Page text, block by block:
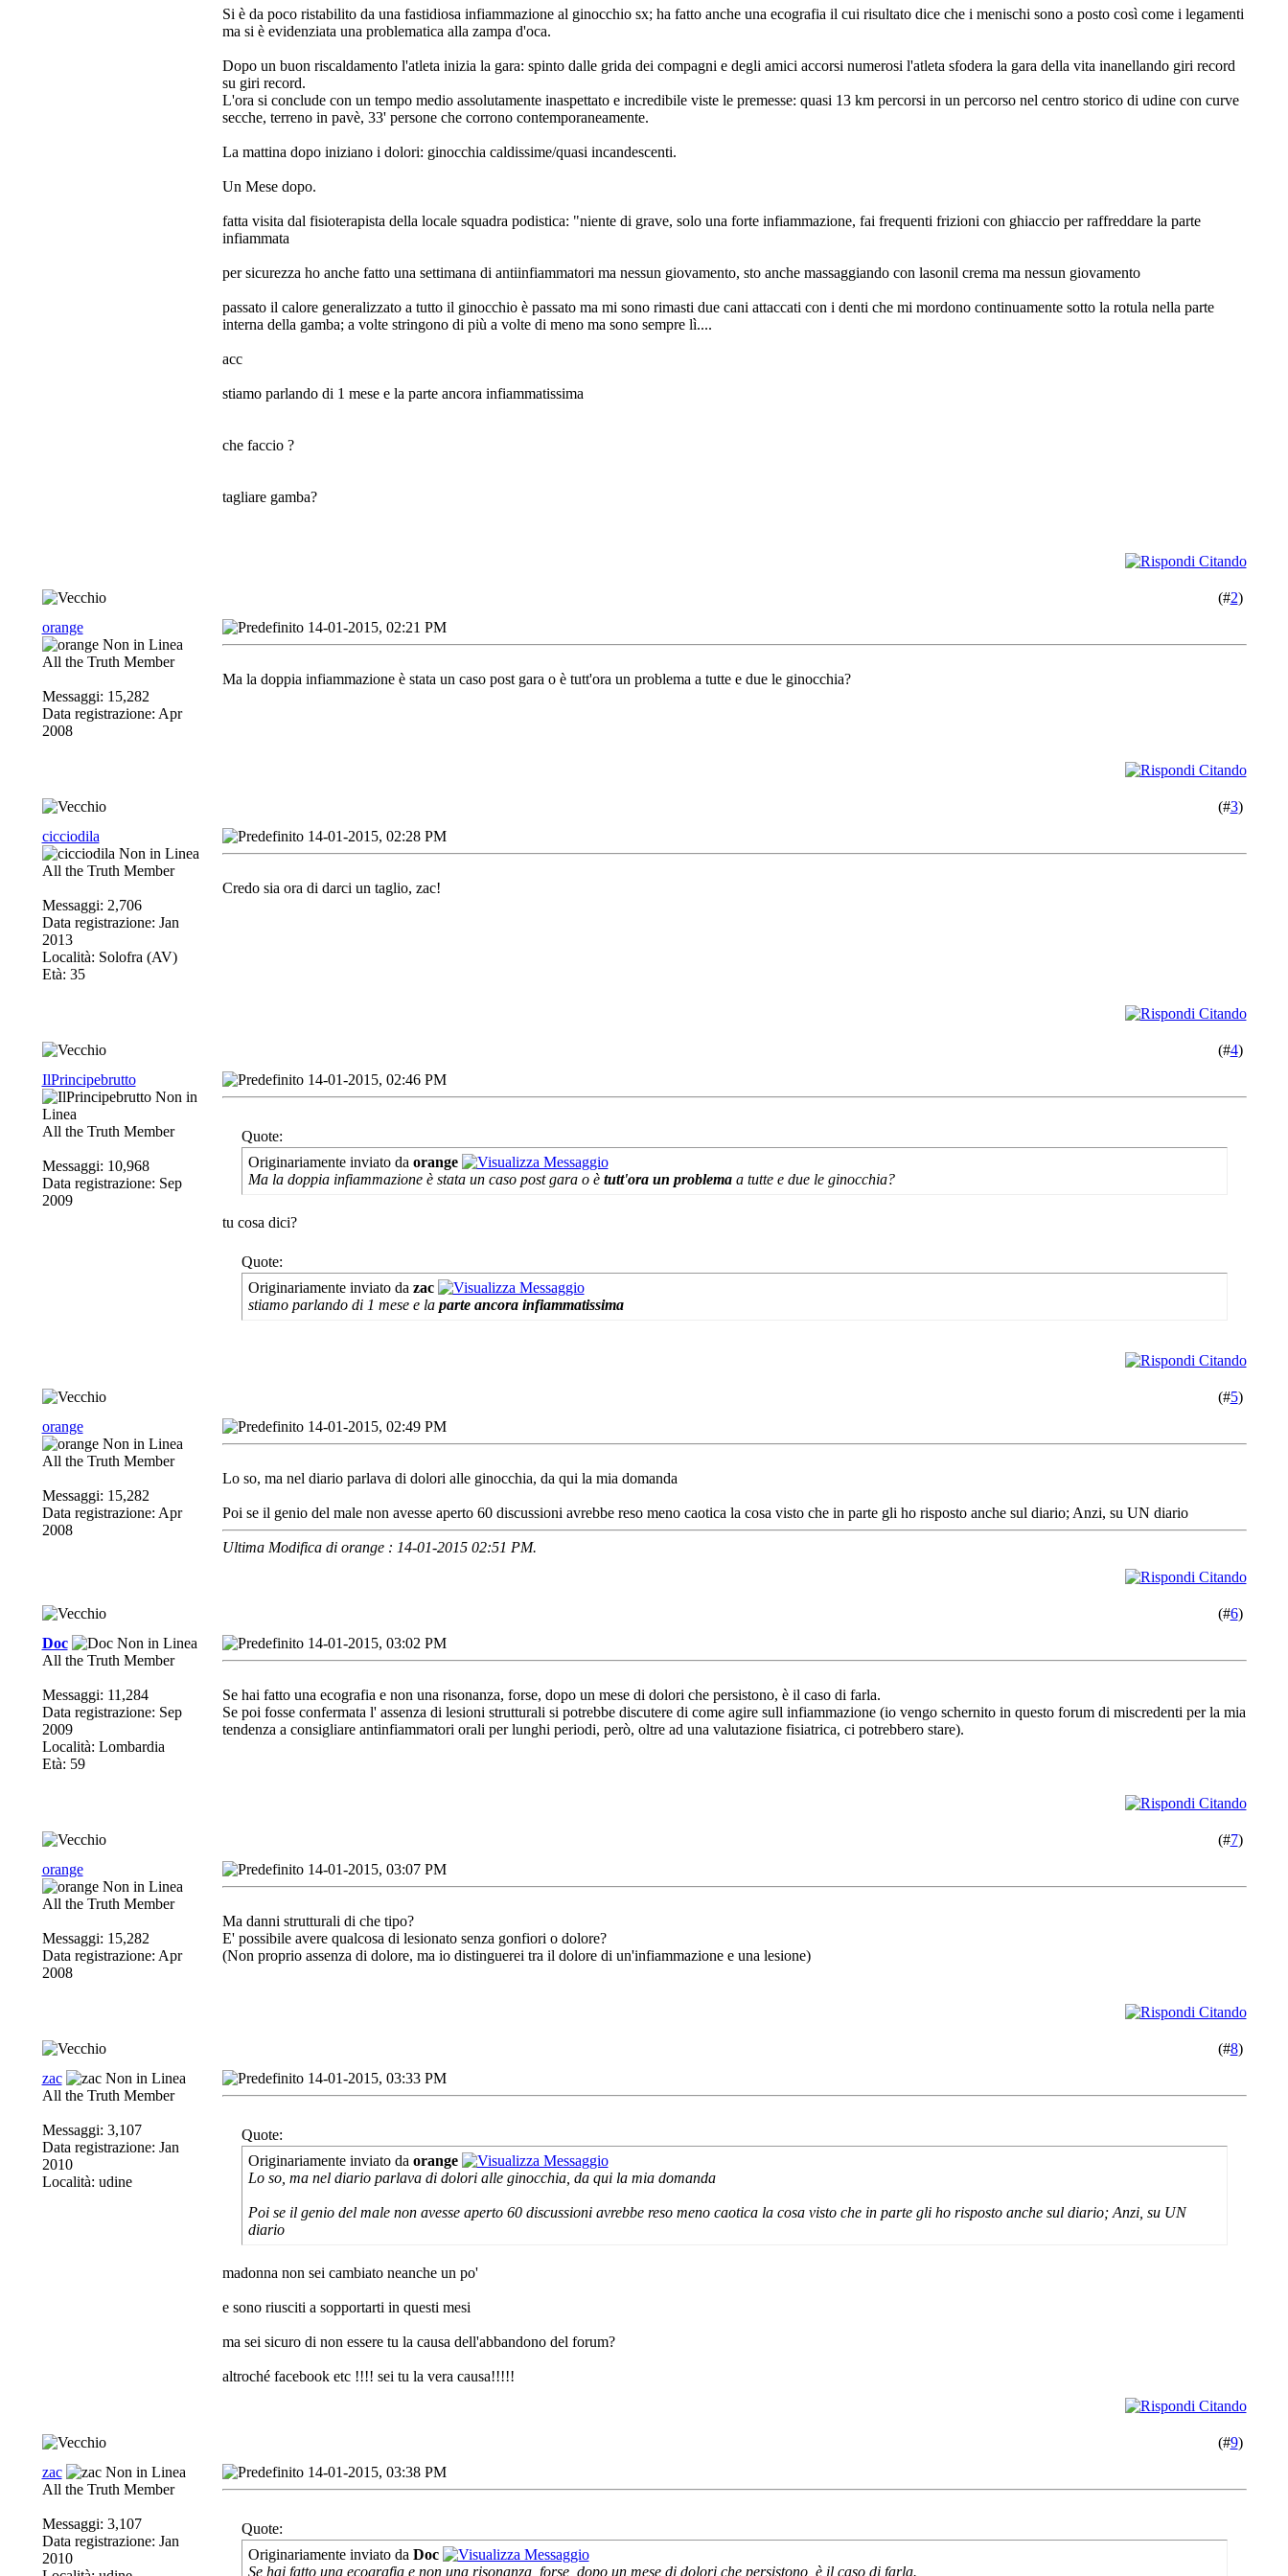
Si è da poco ristabilito da una fastidiosa infiammazione al ginocchio sx; ha fatto anche una ecografia il cui risultato dice che i menischi sono a posto così come i legamenti
ma si è evidenziata una problematica alla zampa d'oca.
Dopo un buon riscaldamento l'atleta inizia la gara: spinto dalle grida dei compagni e degli amici accorsi numerosi l'atleta sfodera la gara della vita inanellando giri record
su giri record.
L'ora si conclude con un tempo medio assolutamente inaspettato e incredibile viste le premesse: quasi 13 km percorsi in un percorso nel centro storico di udine con curve
secche, terreno in pavè, 33' persone che corrono contemporaneamente.
La mattina dopo iniziano i dolori: ginocchia caldissime/quasi incandescenti.
Un Mese dopo.
fatta visita dal fisioterapista della locale squadra podistica: "niente di grave, solo una forte infiammazione, fai frequenti frizioni con ghiaccio per raffreddare la parte
infiammata
per sicurezza ho anche fatto una settimana di antiinfiammatori ma nessun giovamento, sto anche massaggiando con lasonil crema ma nessun giovamento
passato il calore generalizzato a tutto il ginocchio è passato ma mi sono rimasti due cani attaccati con i denti che mi mordono continuamente sotto la rotula nella parte
interna della gamba; a volte stringono di più a volte di meno ma sono sempre lì....
acc
stiamo parlando di 1 mese e la parte ancora infiammatissima
che faccio ?
tagliare gamba?
(#2)
orange
All the Truth Member
Messaggi: 15,282
Data registrazione: Apr
2008
14-01-2015, 02:21 PM
Ma la doppia infiammazione è stata un caso post gara o è tutt'ora un problema a tutte e due le ginocchia?
(#3)
cicciodila
All the Truth Member
Messaggi: 2,706
Data registrazione: Jan
2013
Località: Solofra (AV)
Età: 35
14-01-2015, 02:28 PM
Credo sia ora di darci un taglio, zac!
(#4)
IlPrincipebrutto
All the Truth Member
Messaggi: 10,968
Data registrazione: Sep
2009
14-01-2015, 02:46 PM
Quote:
Originariamente inviato da orange
Ma la doppia infiammazione è stata un caso post gara o ètutt'ora un problemaa tutte e due le ginocchia?
tu cosa dici?
Quote:
Originariamente inviato da zac
stiamo parlando di 1 mese e laparte ancora infiammatissima
(#5)
orange
All the Truth Member
Messaggi: 15,282
Data registrazione: Apr
2008
14-01-2015, 02:49 PM
Lo so, ma nel diario parlava di dolori alle ginocchia, da qui la mia domanda
Poi se il genio del male non avesse aperto 60 discussioni avrebbe reso meno caotica la cosa visto che in parte gli ho risposto anche sul diario; Anzi, su UN diario
Ultima Modifica di orange : 14-01-2015 02:51 PM.
(#6)
Doc
All the Truth Member
Messaggi: 11,284
Data registrazione: Sep
2009
Località: Lombardia
Età: 59
14-01-2015, 03:02 PM
Se hai fatto una ecografia e non una risonanza, forse, dopo un mese di dolori che persistono, è il caso di farla.
Se poi fosse confermata l' assenza di lesioni strutturali si potrebbe discutere di come agire sull infiammazione (io vengo schernito in questo forum di miscredenti per la mia
tendenza a consigliare antinfiammatori orali per lunghi periodi, però, oltre ad una valutazione fisiatrica, ci potrebbero stare).
(#7)
orange
All the Truth Member
Messaggi: 15,282
Data registrazione: Apr
2008
14-01-2015, 03:07 PM
Ma danni strutturali di che tipo?
E' possibile avere qualcosa di lesionato senza gonfiori o dolore?
(Non proprio assenza di dolore, ma io distinguerei tra il dolore di un'infiammazione e una lesione)
(#8)
zac
All the Truth Member
Messaggi: 3,107
Data registrazione: Jan
2010
Località: udine
14-01-2015, 03:33 PM
Quote:
Originariamente inviato da orange
Lo so, ma nel diario parlava di dolori alle ginocchia, da qui la mia domanda
Poi se il genio del male non avesse aperto 60 discussioni avrebbe reso meno caotica la cosa visto che in parte gli ho risposto anche sul diario; Anzi, su UN
diario
madonna non sei cambiato neanche un po'
e sono riusciti a sopportarti in questi mesi
ma sei sicuro di non essere tu la causa dell'abbandono del forum?
altroché facebook etc !!!! sei tu la vera causa!!!!!
(#9)
zac
All the Truth Member
Messaggi: 3,107
Data registrazione: Jan
2010
14-01-2015, 03:38 PM
Quote:
Originariamente inviato da Doc
Se hai fatto una ecografia e non una risonanza, forse, dopo un mese di dolori che persistono, è il caso di farla.